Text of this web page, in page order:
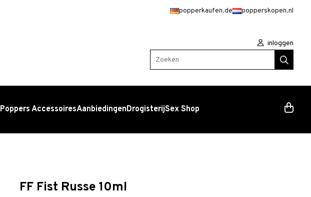
popperkaufen.de popperskopen.nl
inloggen
Zoeken
Poppers AccessoiresAanbiedingenDrogisterijSex Shop
FF Fist Russe 10ml